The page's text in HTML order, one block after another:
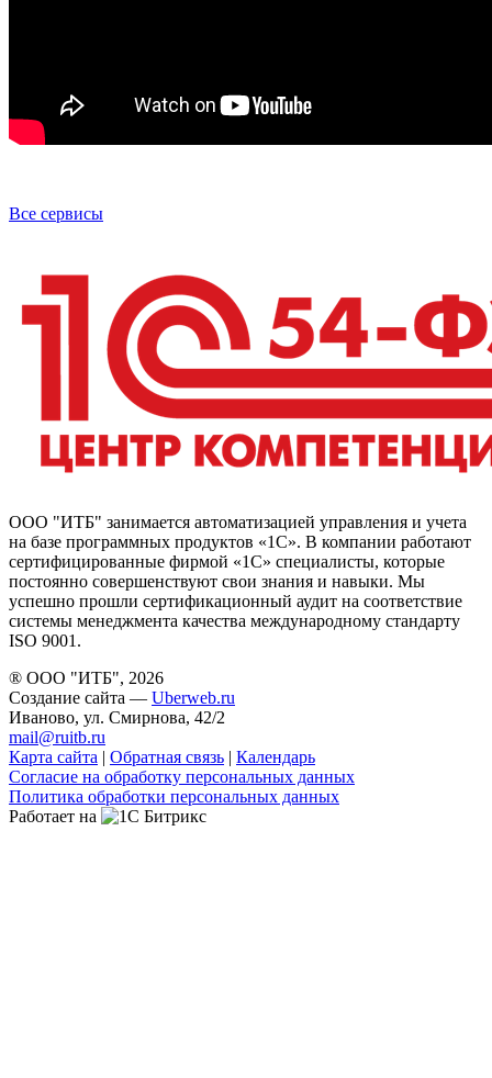
Все сервисы
ООО "ИТБ" занимается автоматизацией управления и учета
на базе программных продуктов «1С». В компании работают
сертифицированные фирмой «1С» специалисты, которые
постоянно совершенствуют свои знания и навыки. Мы
успешно прошли сертификационный аудит на соответствие
системы менеджмента качества международному стандарту
ISO 9001.
® ООО "ИТБ", 2026
Создание сайта — Uberweb.ru
Иваново, ул. Смирнова, 42/2
mail@ruitb.ru
Карта сайта | Обратная связь | Календарь
Согласие на обработку персональных данных
Политика обработки персональных данных
Работает на